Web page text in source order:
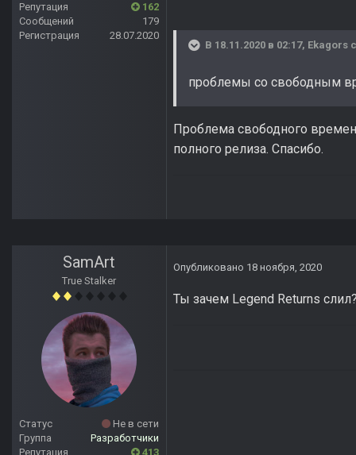
Репутация
162
Сообщений
179
Регистрация
28.07.2020
В 18.11.2020 в 02:17, Ekagors
проблемы со свободным
Проблема свободного
полного релиза. Спасибо.
SamArt
True Stalker
Статус
Не в сети
Группа
Разработчики
Репутация
413
Опубликовано 18 ноября, 2020
Ты зачем Legend Returns